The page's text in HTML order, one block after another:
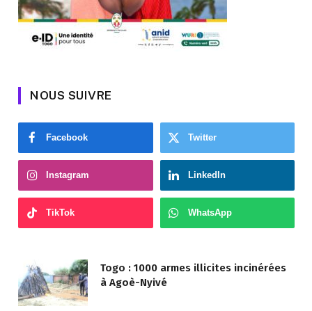
NOUS SUIVRE
Facebook Twitter
Instagram LinkedIn
TikTok WhatsApp
Togo : 1000 armes illicites incinérées
à Agoè-Nyivé